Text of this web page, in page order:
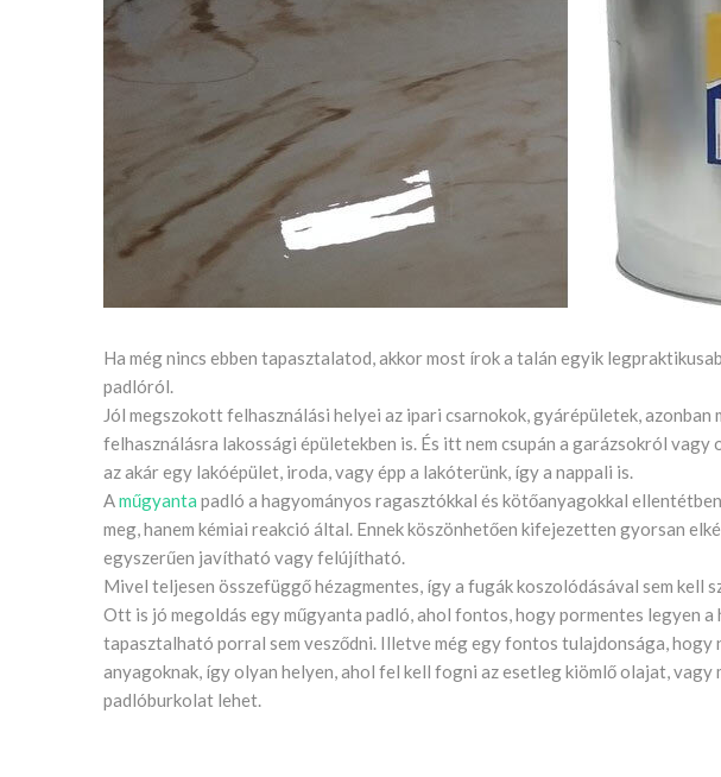
Ha még nincs ebben tapasztalatod, akkor most írok a talán egyik
padlóról.
Jól megszokott felhasználási helyei az ipari csarnokok, gyárépületek, azonban
felhasználásra lakossági épületekben is. És itt nem csupán a garázsokról
az akár egy lakóépület, iroda, vagy épp a lakóterünk, így a nappali is.
Aműgyanta padló a hagyományos ragasztókkal és kötőanyagokkal
meg, hanem kémiai reakció által. Ennek köszönhetően kifejezetten gyorsan
egyszerűen javítható vagy felújítható.
Mivel teljesen összefüggő hézagmentes, így a fugák koszolódásával sem kell
Ott is jó megoldás egy műgyanta padló, ahol fontos, hogy pormentes legyen a
tapasztalható porral sem vesződni. Illetve még egy fontos tulajdonsága, hogy
anyagoknak, így olyan helyen, ahol fel kell fogni az esetleg kiömlő olajat,
padlóburkolat lehet.